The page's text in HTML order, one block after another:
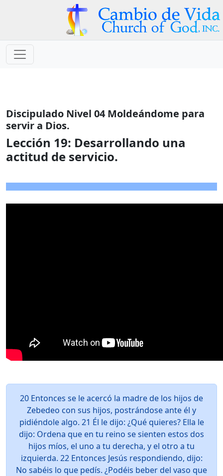
Discipulado Nivel 04 Moldeándome para
servir a Dios.
Lección 19: Desarrollando una
actitud de servicio.
20 Entonces se le acercó la madre de los hijos de
Zebedeo con sus hijos, postrándose ante él y
pidiéndole algo. 21 Él le dijo: ¿Qué quieres? Ella le
dijo: Ordena que en tu reino se sienten estos dos
hijos míos, el uno a tu derecha, y el otro a tu
izquierda. 22 Entonces Jesús respondiendo, dijo:
No sabéis lo que pedís. ¿Podéis beber del vaso que